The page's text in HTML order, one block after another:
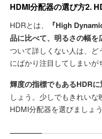
HDMI分配器の選び方2.
HDRとは、
『High
品に比べて、明るさの幅を
ついて詳しくない人は、
にばかり注目してしまいが
輝度の指標でもあるHDR
しょう。少しでもきれい
HDMI分配器を選びましょう